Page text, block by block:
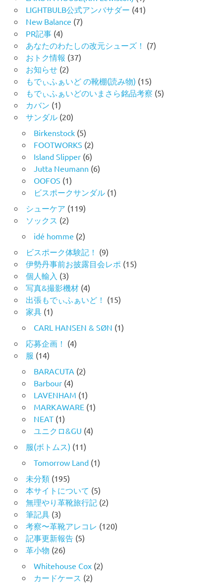
LIGHTBULB公式アンバサダー (41)
New Balance (7)
PR記事(4)
あなたのわたしの改元シューズ！ (7)
おトク情報 (37)
お知らせ(2)
もでぃふぁいど の靴棚(読み物) (15)
もでぃふぁいどのいまさら銘品考察 (5)
カバン (1)
サンダル(20)
Birkenstock(5)
FOOTWORKS (2)
Island Slipper(6)
Jutta Neumann (6)
OOFOS (1)
ビスポークサンダル(1)
シューケア (119)
ソックス (2)
idé homme (2)
ビスポーク体験記！ (9)
伊勢丹事前お披露目会レポ (15)
個人輸入 (3)
写真&撮影機材(4)
出張もでぃふぁいど！ (15)
家具(1)
CARL HANSEN & SØN (1)
応募企画！ (4)
服 (14)
BARACUTA (2)
Barbour(4)
LAVENHAM (1)
MARKAWARE(1)
NEAT(1)
ユニクロ&GU (4)
服(ボトムス) (11)
Tomorrow Land(1)
未分類(195)
本サイトについて (5)
無理やり革靴旅行記 (2)
筆記具(3)
考察〜革靴アレコレ (120)
記事更新報告(5)
革小物 (26)
Whitehouse Cox(2)
カードケース (2)